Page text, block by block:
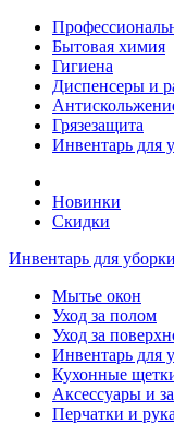
Бытовая химия
Гигиена
Диспенсеры и
Грязезащита
Инвентарь для
Новинки
Скидки
Инвентарь для уборки
Мытье окон
Уход за полом
Уход за
Инвентарь для
Кухонные
Аксессуары и
Перчатки и